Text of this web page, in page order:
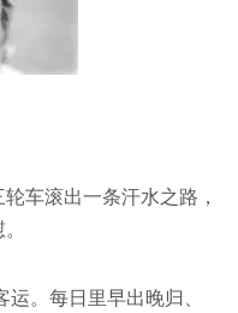
车滚出一条汗水之路，
。每日里早出晚归、